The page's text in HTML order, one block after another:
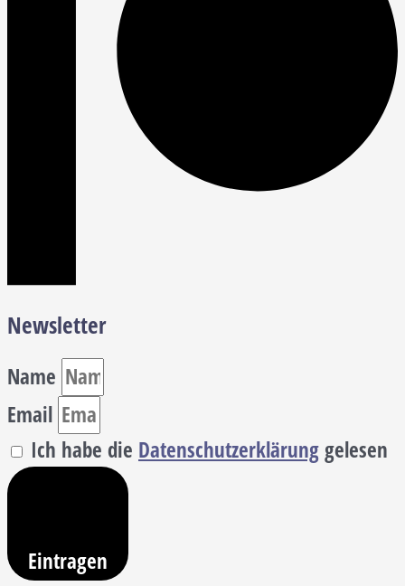
Newsletter
Name
Email
Ich habe die Datenschutzerklärunggelesen
Eintragen